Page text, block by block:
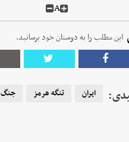
A
این مطلب را به دوستان خود برسانید.
ایران تنگه هرمز جنگ